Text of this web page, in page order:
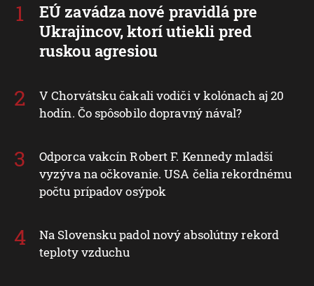
EÚ zavádza nové pravidlá pre
Ukrajincov, ktorí utiekli pred
ruskou agresiou
V Chorvátsku čakali vodiči v kolónach aj 20
hodín. Čo spôsobilo dopravný nával?
Odporca vakcín Robert F. Kennedy mladší
vyzýva na očkovanie. USA čelia rekordnému
počtu prípadov osýpok
Na Slovensku padol nový absolútny rekord
teploty vzduchu